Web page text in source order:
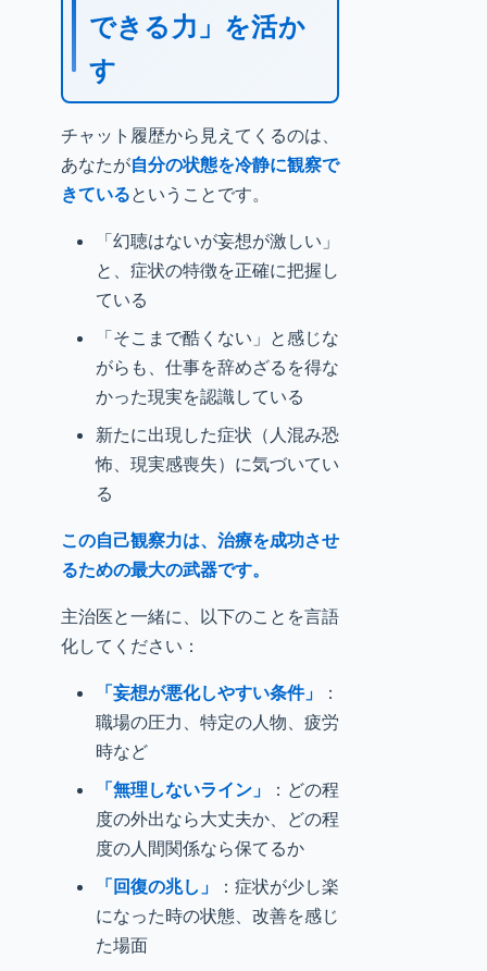
できる力」を活か
す
チャット履歴から見えてくるのは、
あなたが自分の状態を冷静に観察で
きているということです。
「幻聴はないが妄想が激しい」
と、症状の特徴を正確に把握し
ている
「そこまで酷くない」と感じな
がらも、仕事を辞めざるを得な
かった現実を認識している
新たに出現した症状（人混み恐
怖、現実感喪失）に気づいてい
る
この自己観察力は、治療を成功させ
るための最大の武器です。
主治医と一緒に、以下のことを言語
化してください：
「妄想が悪化しやすい条件」
：
職場の圧力、特定の人物、疲労
時など
「無理しないライン」
：どの程
度の外出なら大丈夫か、どの程
度の人間関係なら保てるか
「回復の兆し」
：症状が少し楽
になった時の状態、改善を感じ
た場面